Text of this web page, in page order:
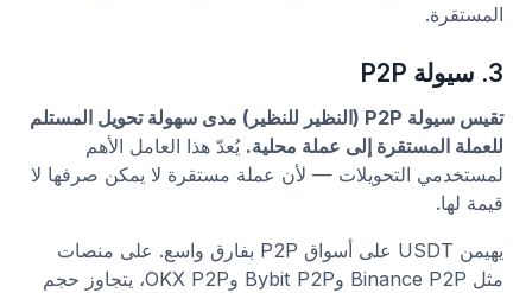
المستقرة.
3. سيولة P2P
تقيس سيولة P2P (النظير للنظير) مدى سهولة تحويل المستلم
للعملة المستقرة إلى عملة محلية. يُعدّ هذا العامل الأهم
لمستخدمي التحويلات — لأن عملة مستقرة لا يمكن صرفها لا
قيمة لها.
يهيمن USDT على أسواق P2P بفارق واسع. على منصات
مثل Binance P2P وBybit P2P وOKX P2P، يتجاوز حجم